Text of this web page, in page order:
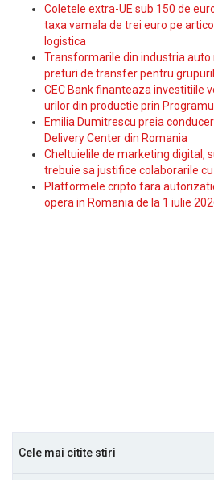
Coletele extra-UE sub 150 de
taxa vamala de trei euro pe
logistica
Transformarile din industria auto
preturi de transfer pentru
CEC Bank finanteaza investitiile
urilor din productie prin
Emilia Dumitrescu preia
Delivery Center din Romania
Cheltuielile de marketing digital,
trebuie sa justifice colaborarile
Platformele cripto fara
opera in Romania de la 1 iulie
Cele mai citite stiri